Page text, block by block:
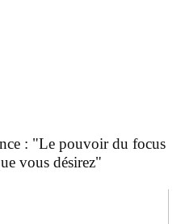
: "Le pouvoir du focus
vous désirez"